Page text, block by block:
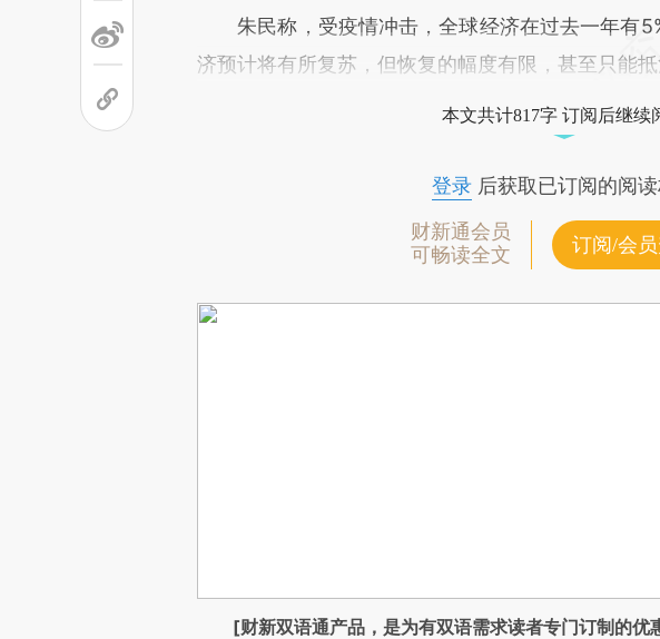
朱民称，受疫情冲击，全球经济在过去一年有
济预计将有所复苏，但恢复的幅度有限，甚至只能抵
本文共计817字 订阅后继续
登录后获取已订阅的阅读
财新通会员
可畅读全文
订阅/会
[财新双语通产品，是为有双语需求读者专门订制的优